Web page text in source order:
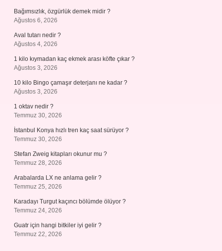
Bağımsızlık, özgürlük demek midir ?
Ağustos 6, 2026
Aval tutarı nedir ?
Ağustos 4, 2026
1 kilo kıymadan kaç ekmek arası köfte çıkar ?
Ağustos 3, 2026
10 kilo Bingo çamaşır deterjanı ne kadar ?
Ağustos 3, 2026
1 oktav nedir ?
Temmuz 30, 2026
İstanbul Konya hızlı tren kaç saat sürüyor ?
Temmuz 30, 2026
Stefan Zweig kitapları okunur mu ?
Temmuz 28, 2026
Arabalarda LX ne anlama gelir ?
Temmuz 25, 2026
Karadayı Turgut kaçıncı bölümde ölüyor ?
Temmuz 24, 2026
Guatr için hangi bitkiler iyi gelir ?
Temmuz 22, 2026